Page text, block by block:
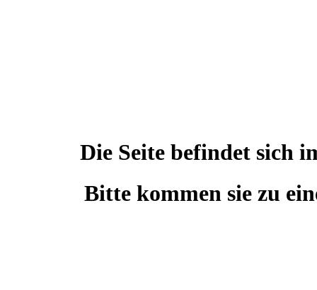
Die Seite befindet sich
Bitte kommen sie zu